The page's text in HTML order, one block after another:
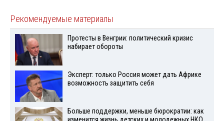
Рекомендуемые материалы
Протесты в Венгрии: политический кризис
набирает обороты
Эксперт: только Россия может дать Африке
возможность защитить себя
Больше поддержки, меньше бюрократии: как